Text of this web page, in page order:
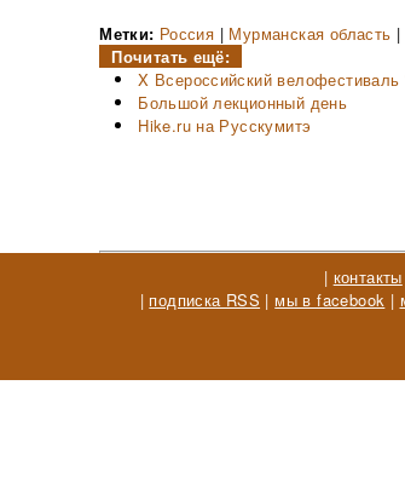
Метки: Россия | Мурманская область |
Почитать ещё:
X Всероссийский велофестиваль
Большой лекционный день
Hike.ru на Русскумитэ
| контакты
| подписка RSS | мы в facebook |